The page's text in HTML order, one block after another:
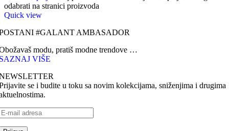
odabrati na stranici proizvoda
Quick view
#GALANT AMBASADOR
modu, pratiš modne trendove …
VIŠE
se i budite u toku sa novim kolekcijama, sniženjima i drugima